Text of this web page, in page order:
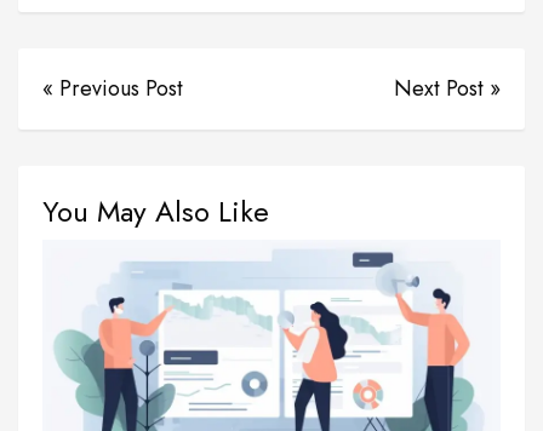
« Previous Post Next Post »
You May Also Like